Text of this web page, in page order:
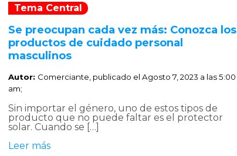
Tema Central
Se preocupan cada vez más: Conozca los
productos de cuidado personal
masculinos
Autor: Comerciante, publicado el Agosto 7, 2023 a las 5:00
am;
Sin importar el género, uno de estos tipos de
producto que no puede faltar es el protector
solar. Cuando se […]
Leer más